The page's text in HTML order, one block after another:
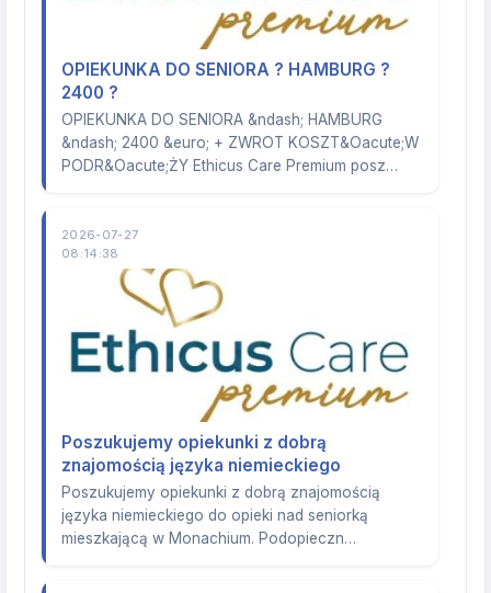
OPIEKUNKA DO SENIORA ? HAMBURG ?
2400 ?
OPIEKUNKA DO SENIORA &ndash; HAMBURG
&ndash; 2400 &euro; + ZWROT KOSZT&Oacute;W
PODR&Oacute;ŻY Ethicus Care Premium posz…
2026-07-27
08:14:38
Poszukujemy opiekunki z dobrą
znajomością języka niemieckiego
Poszukujemy opiekunki z dobrą znajomością
języka niemieckiego do opieki nad seniorką
mieszkającą w Monachium. Podopieczn…